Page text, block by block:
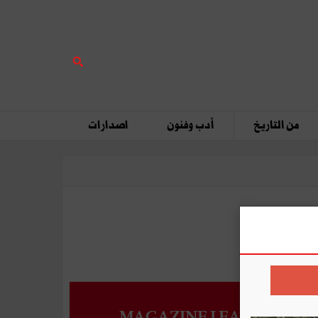
من التاريخ أدب وفنون اصدارات